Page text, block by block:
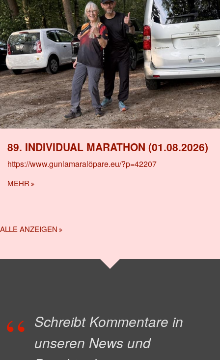
89. INDIVIDUAL MARATHON (01.08.2026)
https://www.gunlamaralöpare.eu/?p=42207
MEHR
ALLE ANZEIGEN
Schreibt Kommentare in
unseren News und